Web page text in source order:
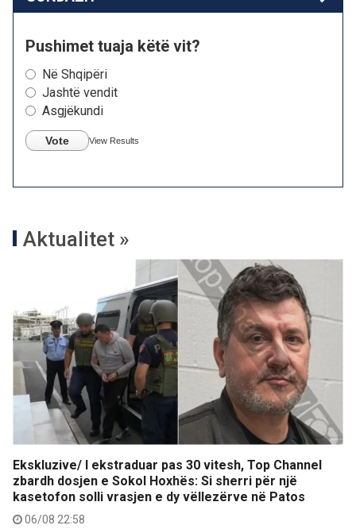
Pushimet tuaja këtë vit?
Në Shqipëri
Jashtë vendit
Asgjëkundi
Vote View Results
Aktualitet »
Ekskluzive/ I ekstraduar pas 30 vitesh, Top Channel
zbardh dosjen e Sokol Hoxhës: Si sherri për një
kasetofon solli vrasjen e dy vëllezërve në Patos
06/08 22:58